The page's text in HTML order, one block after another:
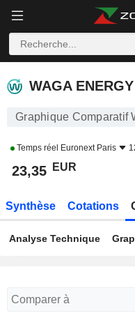
WAGA ENERGY
WAGA ENERGY
Graphique Comparatif
Temps réel Euronext Paris
23,35 EUR
Synthèse Cotations
Analyse Technique